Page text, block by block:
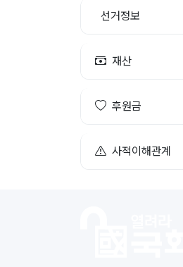
선거정보
재산
후원금
사적이해관계